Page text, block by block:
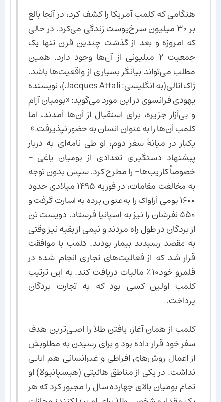
هنگامی که کلمب آمریکا را کشف کرد، در آنجا بالغ
بر ۳۰ میلیون سرخ‌پوست زندگی می‌کرد. در حالی
که امروزه و بعد از گذشت چندین قرن تنها یک
جمعیت ۲ میلیونی از آن‌ها وجود دارد. همین
مطلب می‌تواند بیانگر بسیاری از واقعیت‌ها باشد.
ژاک اتالی(به انگلیسی: Jacques Attali)، نویسنده
یهودی فرانسوی در این مورد می‌گوید: «بومیان آرام
و بی‌آزار جزیره، برای استقبال از آن‌ها آمدند، اما
کلمب آن‌ها را به عنوان انسان به حضور نپذیرفت.»
یکبار در میانهٔ سفر دوم، او طی نامه‌ای به دربار
پیشنهاد دستگیری تعدادی از بومیان یاغی –
خصوصاً کاریب‌ها- را مطرح کرد. سپس بدون توجه
به مخالفت مقامات، در فوریه ۱۴۹۵ میلادی حدود
۱۶۰۰ بومی آراواک را به‌عنوان برده به اسارت گرفت و
۵۵۰ نفرشان را نیز به اسپانیا فرستاد. دویست تن
از بردگان در طول راه مردند و نیمی از بقیه نیز وقتی
به مقصد رسیدند بیمار بودند. کلمب با موافقت
قرار شد که از فعالیت‌های تجاری انجام شده در
قلمرو خود۱۰٪ مالیات دریافت کند. به این ترتیب
کلمب اولین کسی بود که به تجارت بردگان
پرداخت.
کلمب از همان آغاز، یافتن طلا را اصلی‌ترین هدف
سفر خود قرار داده بود و برای رسیدن به مطلوبش
از اِعمال روش‌های افراطی و غیرانسانی هم ابایی
نداشت. در یکی از مناطق هائیتی (هیسپانیولا) او
تمام بومیان بالای چهارده سال را مجبور کرد که هر